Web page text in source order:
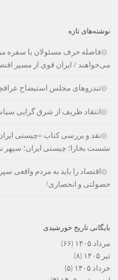
نوشته‌های تازه
فاصله حرف مسئولان با سفره
می‌خواهند / ایران قوی از مسیر
تندروهای مجلس استیضاح
انتقاد ظریف از شرق گرایی
نقد و بررسی کتاب «چیستی
نشست بخارا؛ چیستی ایران؛ سپهر
اقتصاد را باید به مردم واقعی
خصولتی و انحصاری!
بایگانی تاریخ خورشیدی
مرداد ۱۴۰۵
(۶۶)
تیر ۱۴۰۵
(۸)
خرداد ۱۴۰۵
(۵)